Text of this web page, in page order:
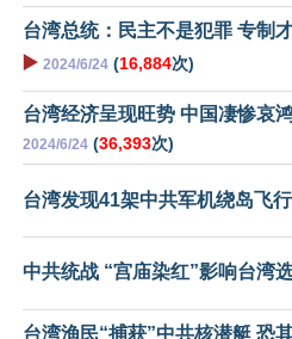
台湾总统：民主不是犯罪 专制
▶️ 2024/6/24 (16,884次)
台湾经济呈现旺势 中国凄惨哀
2024/6/24 (36,393次)
台湾发现41架中共军机绕岛飞行
中共统战 “宫庙染红”影响台湾
台湾渔民“捕获”中共核潜艇 恐